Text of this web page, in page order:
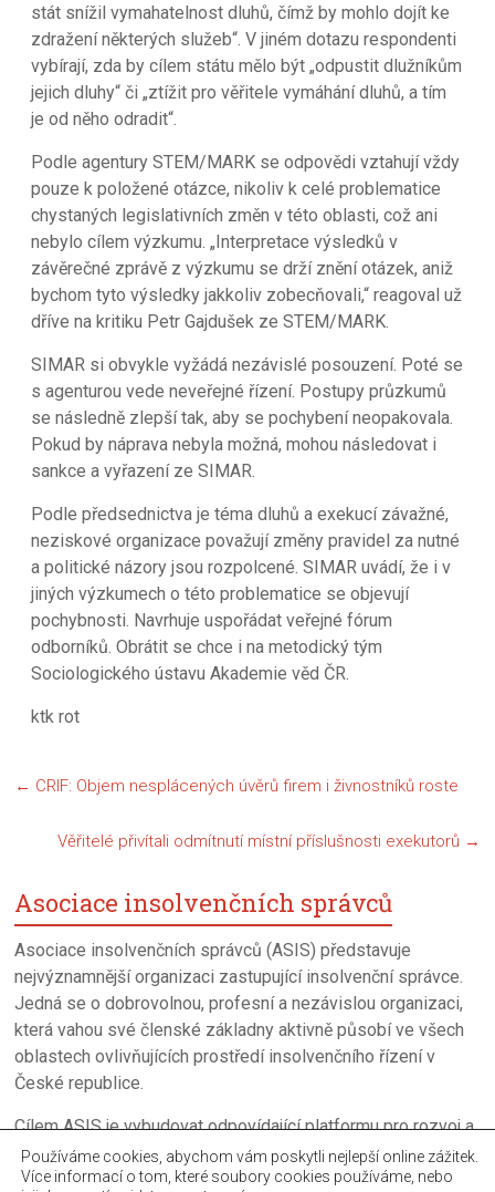
stát snížil vymahatelnost dluhů, čímž by mohlo dojít ke
zdražení některých služeb“. V jiném dotazu respondenti
vybírají, zda by cílem státu mělo být „odpustit dlužníkům
jejich dluhy“ či „ztížit pro věřitele vymáhání dluhů, a tím
je od něho odradit“.
Podle agentury STEM/MARK se odpovědi vztahují vždy
pouze k položené otázce, nikoliv k celé problematice
chystaných legislativních změn v této oblasti, což ani
nebylo cílem výzkumu. „Interpretace výsledků v
závěrečné zprávě z výzkumu se drží znění otázek, aniž
bychom tyto výsledky jakkoliv zobecňovali,“ reagoval už
dříve na kritiku Petr Gajdušek ze STEM/MARK.
SIMAR si obvykle vyžádá nezávislé posouzení. Poté se
s agenturou vede neveřejné řízení. Postupy průzkumů
se následně zlepší tak, aby se pochybení neopakovala.
Pokud by náprava nebyla možná, mohou následovat i
sankce a vyřazení ze SIMAR.
Podle předsednictva je téma dluhů a exekucí závažné,
neziskové organizace považují změny pravidel za nutné
a politické názory jsou rozpolcené. SIMAR uvádí, že i v
jiných výzkumech o této problematice se objevují
pochybnosti. Navrhuje uspořádat veřejné fórum
odborníků. Obrátit se chce i na metodický tým
Sociologického ústavu Akademie věd ČR.
ktk rot
← CRIF: Objem nesplácených úvěrů firem i živnostníků roste
Věřitelé přivítali odmítnutí místní příslušnosti exekutorů →
Asociace insolvenčních správců
Asociace insolvenčních správců (ASIS) představuje
nejvýznamnější organizaci zastupující insolvenční správce.
Jedná se o dobrovolnou, profesní a nezávislou organizaci,
která vahou své členské základny aktivně působí ve všech
oblastech ovlivňujících prostředí insolvenčního řízení v
České republice.
Cílem ASIS je vybudovat odpovídající platformu pro rozvoj a
neustalé zkvalitňováni úpadkového řízení a činnosti
insolvenčních správců.
Používáme cookies, abychom vám poskytli nejlepší online zážitek.
Více informací o tom, které soubory cookies používáme, nebo